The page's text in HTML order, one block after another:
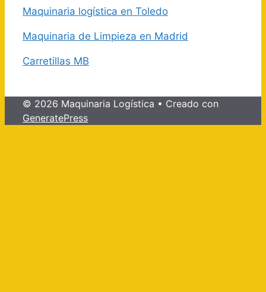
Maquinaria logística en Toledo
Maquinaria de Limpieza en Madrid
Carretillas MB
© 2026 Maquinaria Logística • Creado con
GeneratePress